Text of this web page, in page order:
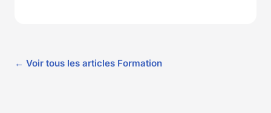
← Voir tous les articles Formation